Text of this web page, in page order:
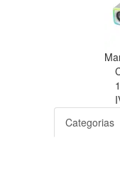
Categorias